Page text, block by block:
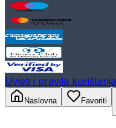
Uvjeti i pravila korištenja
Naslovna
Favoriti